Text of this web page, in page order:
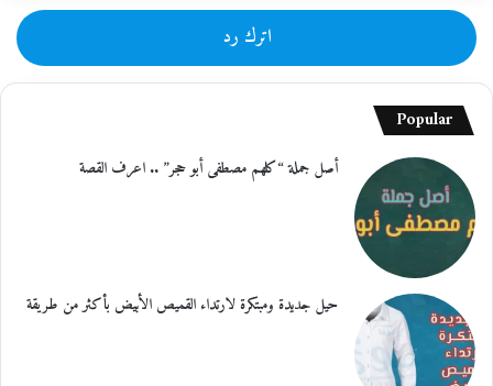
اترك رد
Popular
أصل جملة “كلهم مصطفى أبو حجر” .. اعرف القصة
حيل جديدة ومبتكرة لارتداء القميص الأبيض بأكثر من طريقة